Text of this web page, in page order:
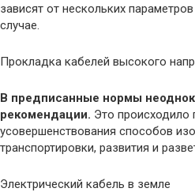
зависят от нескольких
случае.
Прокладка кабелей высокого
В предписанные нормы
рекомендации. Это происходило
усовершенствования способов
транспортировки, развития и
Электрический кабель в земле